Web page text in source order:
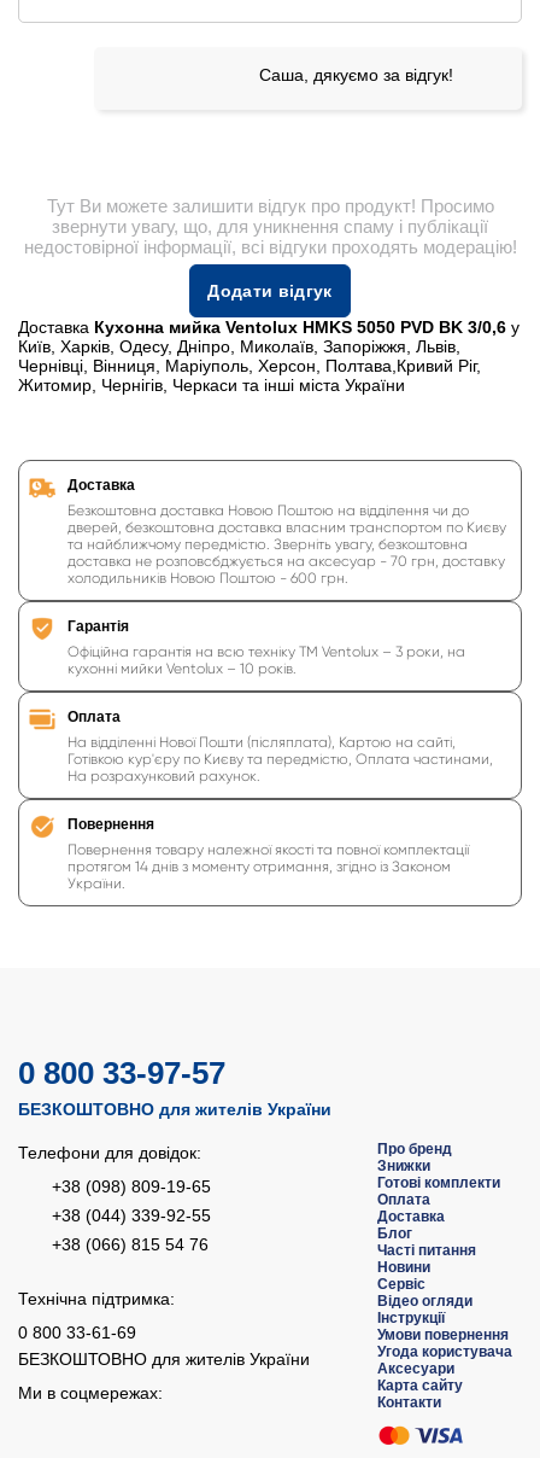
Саша, дякуємо за відгук!
Тут Ви можете залишити відгук про продукт! Просимо
звернути увагу, що, для уникнення спаму і публікації
недостовірної інформації, всі відгуки проходять модерацію!
Додати відгук
Доставка Кухонна мийка Ventolux HMKS 5050 PVD BK 3/0,6 у
Київ, Харків, Одесу, Дніпро, Миколаїв, Запоріжжя, Львів,
Чернівці, Вінниця, Маріуполь, Херсон, Полтава,Кривий Ріг,
Житомир, Чернігів, Черкаси та інші міста України
Доставка
Безкоштовна доставка Новою Поштою на відділення чи до
дверей, безкоштовна доставка власним транспортом по Києву
та найближчому передмістю. Зверніть увагу, безкоштовна
доставка не розповсбджується на аксесуар - 70 грн, доставку
холодильників Новою Поштою - 600 грн.
Гарантія
Офіційна гарантія на всю техніку ТМ Ventolux – 3 роки, на
кухонні мийки Ventolux – 10 років.
Оплата
На відділенні Нової Пошти (післяплата), Картою на сайті,
Готівкою кур'єру по Києву та передмістю, Оплата частинами,
На розрахунковий рахунок.
Повернення
Повернення товару належної якості та повної комплектації
протягом 14 днів з моменту отримання, згідно із Законом
України.
0 800 33-97-57
БЕЗКОШТОВНО для жителів України
Телефони для довідок:
+38 (098) 809-19-65
+38 (044) 339-92-55
+38 (066) 815 54 76
Технічна підтримка:
0 800 33-61-69
БЕЗКОШТОВНО для жителів України
Ми в соцмережах:
Про бренд
Знижки
Готові комплекти
Оплата
Доставка
Блог
Часті питання
Новини
Сервіс
Відео огляди
Інструкції
Умови повернення
Угода користувача
Аксесуари
Карта сайту
Контакти